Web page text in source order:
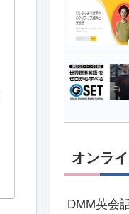
オンラ
DMM英会